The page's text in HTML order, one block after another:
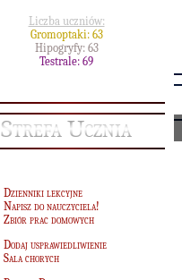
Liczba uczniów:
Gromoptaki: 63
Hipogryfy: 63
Testrale: 69
Strefa Ucznia
Dzienniki lekcyjne
Napisz do nauczyciela!
Zbiór prac domowych
Dodaj usprawiedliwienie
Sala chorych